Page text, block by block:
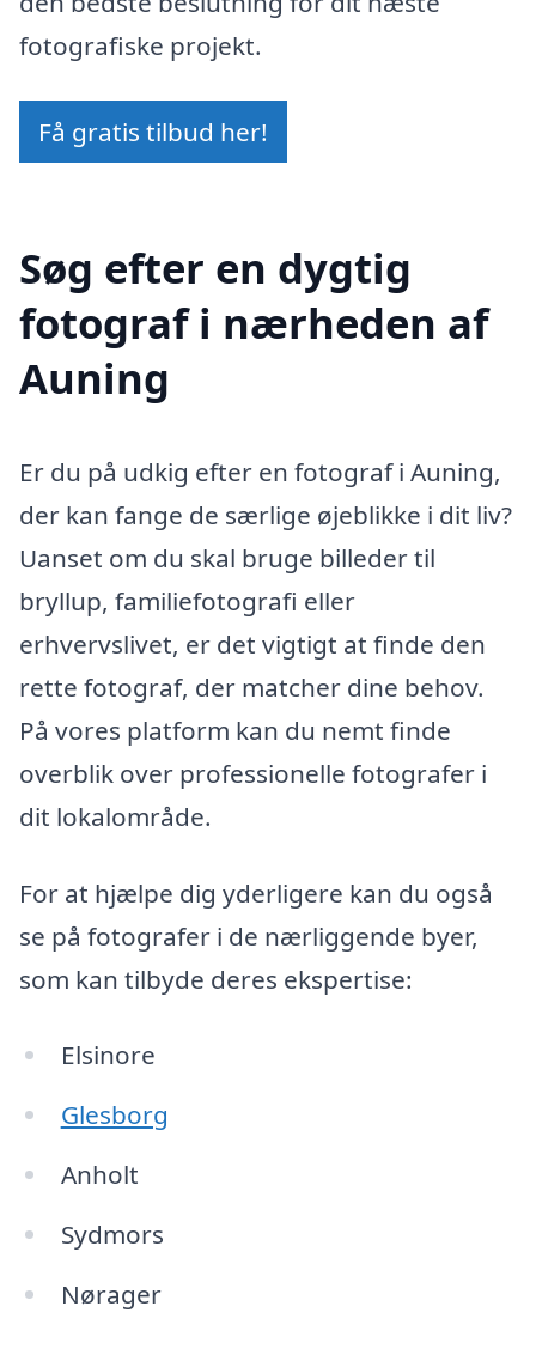
fotografiske projekt.
Få gratis tilbud her!
Søg efter en dygtig
fotograf i nærheden af
Auning
Er du på udkig efter en fotograf i Auning,
der kan fange de særlige øjeblikke i dit liv?
Uanset om du skal bruge billeder til
bryllup, familiefotografi eller
erhvervslivet, er det vigtigt at finde den
rette fotograf, der matcher dine behov.
På vores platform kan du nemt finde
overblik over professionelle fotografer i
dit lokalområde.
For at hjælpe dig yderligere kan du også
se på fotografer i de nærliggende byer,
som kan tilbyde deres ekspertise:
Elsinore
Glesborg
Anholt
Sydmors
Nørager